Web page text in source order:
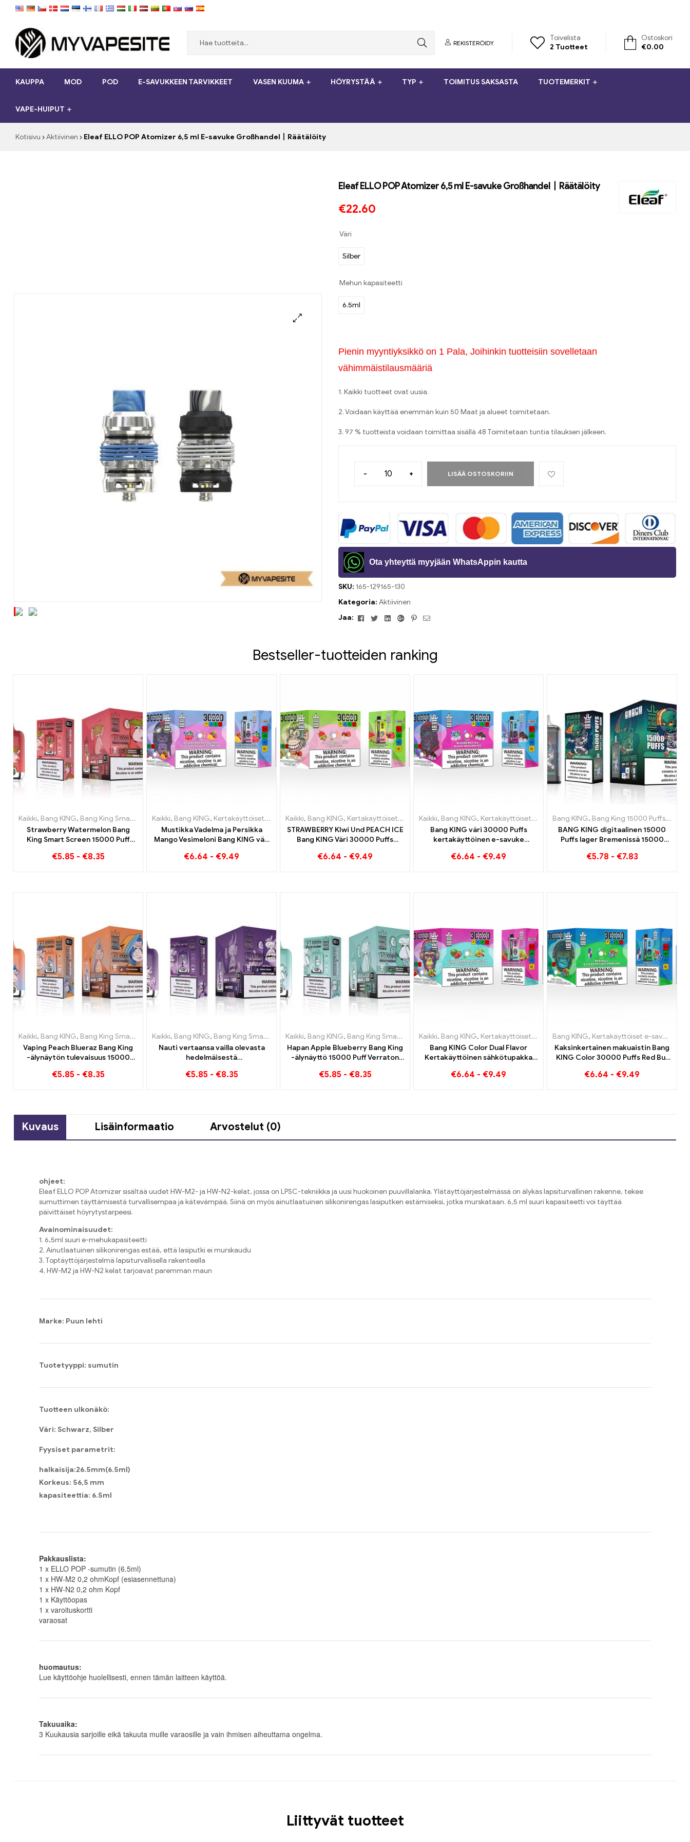
Myvapesite.de
savukkeet
halpaa
verkossa
REKISTERÖIDY
Toivelista
2 Tuotteet
Ostoskori
€0.00
KAUPPA MOD POD E-SAVUKKEEN TARVIKKEET VASEN KUUMA HÖYRYSTÄÄ TYP TOIMITUS SAKSASTA TUOTEMERKIT
VAPE-HUIPUT
Kotisivu Aktiivinen Eleaf ELLO POP Atomizer 6,5 ml E-savuke Großhandel丨Räätälöity
Eleaf ELLO POP Atomizer 6,5 ml E-savuke Großhandel丨Räätälöity
€22.60
Väri
Silber
Mehun kapasiteetti
6.5ml
Pienin myyntiyksikkö on 1 Pala, Joihinkin tuotteisiin sovelletaan
vähimmäistilausmääriä
1. Kaikki tuotteet ovat uusia.
2. Voidaan käyttää enemmän kuin 50 Maat ja alueet toimitetaan.
3. 97 % tuotteista voidaan toimittaa sisällä 48 Toimitetaan tuntia tilauksen jälkeen.
- + LISÄÄ OSTOSKORIIN
Ota yhteyttä myyjään WhatsAppin kautta
SKU: 165-129165-130
Kategoria:Aktiivinen
Jaa:
FacebookViserrysLinkedinGoogle+Pinterest
Sähköposti
Bestseller-tuotteiden ranking
Kaikki, Bang KING, Bang King Smart Screen 15000 Pullistaa , Kertakäyttöiset sähkösavukkeet Liettua, Kertakäyttöiset sähkösavukkeet Luxemburg,Kertakäyttöiset sähkösavukkeet Alankomaat,
Strawberry Watermelon Bang
King Smart Screen 15000 Puff
nautinnosta
€5.85 - €8.35
Kaikki, Bang KING, Kertakäyttöiset sähkösavukkeet Liettua , Kertakäyttöiset sähkösavukkeet Luxemburg,Kertakäyttöiset sähkösavukkeet Alankomaat,
Mustikka Vadelma ja Persikka
Mango Vesimeloni Bang KING väri
savukkeet Dual Flavor
€6.64 - €9.49
Kaikki, Bang KING, Kertakäyttöiset sähkösavukkeet Liettua , Kertakäyttöiset sähkösavukkeet Luxemburg, Kertakäyttöiset
STRAWBERRY KIwi Und PEACH ICE
Bang KING Väri 30000 Puffs
Kaksinkertainen maku
€6.64 - €9.49
Kaikki, Bang KING, Kertakäyttöiset sähkösavukkeet Liettua ,Kertakäyttöiset
Bang KING väri 30000 Puffs
kertakäyttöinen e-savuke
Blueberry Ice ja Black Dragon Ice
€6.64 - €9.49
Bang KING, Bang King 15000 Puffs,
BANG KING digitaalinen 15000
Puffs lager Bremenissä 15000
€5.78 - €7.83
Kaikki, Bang KING, Bang King Smart Screen 15000 Pullistaa , Kertakäyttöiset sähkösavukkeet Liettua, Kertakäyttöiset sähkösavukkeet Luxemburg,Kertakäyttöiset sähkösavukkeet Alankomaat,
Vaping Peach Blueraz Bang King
-älynäytön tulevaisuus 15000
€5.85 - €8.35
Kaikki, Bang KING, Bang King Smart Screen 15000 Pullistaa , Kertakäyttöiset sähkösavukkeet Liettua, Kertakäyttöiset sähkösavukkeet Luxemburg,Kertakäyttöiset
Nauti vertaansa vailla olevasta
hedelmäisestä
Jelly Bang King Smart Screen -
€5.85 - €8.35
Kaikki, Bang KING, Bang King Smart Screen 15000 Pullistaa , Kertakäyttöiset sähkösavukkeet Liettua,Kertakäyttöiset
Hapan Apple Blueberry Bang King
-älynäyttö 15000 Puff Verraton
tuoreita makuja
€5.85 - €8.35
Kaikki, Bang KING, Kertakäyttöiset sähkösavukkeet Liettua ,Kertakäyttöiset
Bang KING Color Dual Flavor
Kertakäyttöinen sähkötupakka
Strawberry Watermelonilla ja Kiwi
€6.64 - €9.49
Bang KING, Kertakäyttöiset e-savukkeet
Kaksinkertainen makuaistin Bang
KING Color 30000 Puffs Red Bull
Pumputtaa kertakäyttöistä e-
€6.64 - €9.49
Kuvaus Lisäinformaatio Arvostelut (0)
ohjeet:
Eleaf ELLO POP Atomizer sisältää uudet HW-M2- ja HW-N2-kelat, jossa on LPSC-tekniikka ja uusi huokoinen puuvillalanka. Ylätäyttöjärjestelmässä on älykäs lapsiturvallinen rakenne, tekee
sumuttimen täyttämisestä turvallisempaa ja kätevämpää. Siinä on myös ainutlaatuinen silikonirengas lasiputken estämiseksi, jotka murskataan. 6,5 ml suuri kapasiteetti voi täyttää
päivittäiset höyrytystarpeesi.
Avainominaisuudet:
1. 6,5ml suuri e-mehukapasiteetti
2. Ainutlaatuinen silikonirengas estää, että lasiputki ei murskaudu
3. Toptäyttöjärjestelmä lapsiturvallisella rakenteella
4. HW-M2 ja HW-N2 kelat tarjoavat paremman maun
Marke: Puun lehti
Tuotetyyppi: sumutin
Tuotteen ulkonäkö:
Väri: Schwarz, Silber
Fyysiset parametrit:
halkaisija:26.5mm(6.5ml)
Korkeus: 56,5 mm
kapasiteettia: 6.5ml
Pakkauslista:
1 x ELLO POP -sumutin (6.5ml)
1 x HW-M2 0,2 ​​ohmKopf (esiasennettuna)
1 x HW-N2 0,2 ​​ohm Kopf
1 x Käyttöopas
1 x varoituskortti
varaosat
huomautus:
Lue käyttöohje huolellisesti, ennen tämän laitteen käyttöä.
Takuuaika:
3 Kuukausia sarjoille eikä takuuta muille varaosille ja vain ihmisen aiheuttama ongelma.
Liittyvät tuotteet